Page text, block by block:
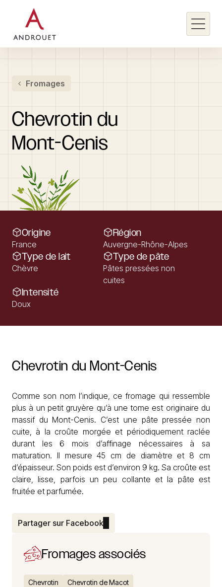
Rechercher un mot clé
Fromages
Chevrotin du
Mont-Cenis
Origine
France
Région
Auvergne-Rhône-Alpes
Type de lait
Chèvre
Type de pâte
Pâtes pressées non
cuites
Intensité
Doux
Chevrotin du Mont-Cenis
Comme son nom l’indique, ce fromage qui ressemble
plus à un petit gruyère qu’à une tome est originaire du
massif du Mont-Cenis. C’est une pâte pressée non
cuite, à la croûte morgée et périodiquement raclée
durant les 6 mois d’affinage nécessaires à sa
maturation. Il mesure 45 cm de diamètre et 8 cm
d’épaisseur. Son poids est d’environ 9 kg. Sa croûte est
claire, lisse, parfois un peu collante et la pâte est
fruitée et parfumée.
Partager sur Facebook
Fromages associés
Chevrotin
Chevrotin de Macot